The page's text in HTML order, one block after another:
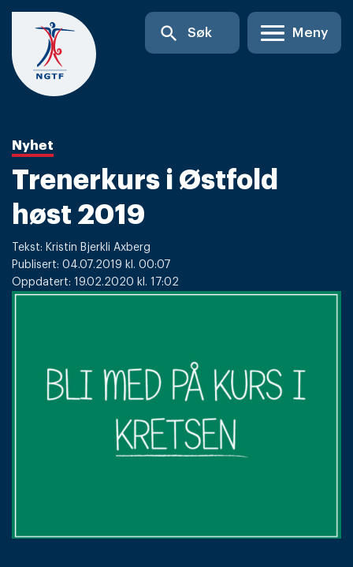
Skip
content
search Søk Meny
Nyhet
Trenerkurs i Østfold
høst 2019
Tekst: Kristin Bjerkli Axberg
Publisert: 04.07.2019 kl. 00:07
Oppdatert: 19.02.2020 kl. 17:02